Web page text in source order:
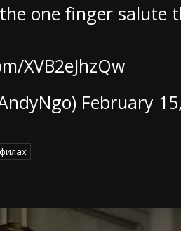
one finger salute
XVB2eJhzQw
February
филах